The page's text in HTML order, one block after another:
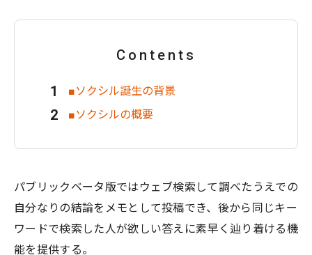
Contents
■ソクシル誕生の背景
■ソクシルの概要
パブリックベータ版ではウェブ検索して調べたうえでの
自分なりの結論をメモとして投稿でき、後から同じキー
ワードで検索した人が欲しい答えに素早く辿り着ける機
能を提供する。